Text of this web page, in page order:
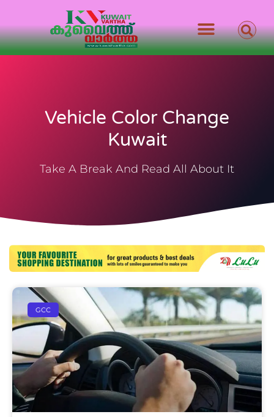
Vehicle Color Change
Kuwait
Take A Break And Read All About It
GCC